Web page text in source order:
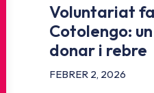
Voluntariat
Cotolengo:
donar i rebre
FEBRER 2, 2026